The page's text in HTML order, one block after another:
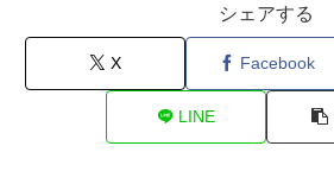
シェアする
X Facebook
LINE